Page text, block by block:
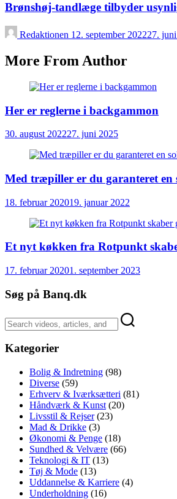
Brønshøj-tandlæge tilbyder
Redaktionen 12. september 202227.
More From Author
Her er reglerne i backgammon
30. august 202227. juni 2025
Med træpiller er du garanteret en
18. februar 202019. januar 2022
Et nyt køkken fra Rotpunkt
17. februar 20201. september 2023
Søg på Banq.dk
Kategorier
Bolig & Indretning (98)
Diverse (59)
Erhverv & Iværksætteri (81)
Håndværk & Kunst (20)
Livsstil & Rejser(23)
Mad & Drikke (3)
Økonomi & Penge (18)
Sundhed & Velvære (66)
Teknologi & IT (13)
Tøj & Mode (13)
Uddannelse & Karriere (4)
Underholdning (16)